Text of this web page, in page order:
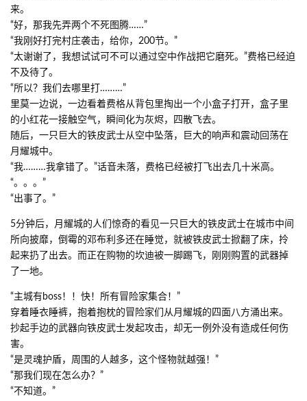
来。
“好，那我先弄两个不死图腾……”
“我刚好打完村庄袭击，给你，200节。”
“太谢谢了，我想试试可不可以通过空中作战把它磨死。”费格已经迫
不及待了。
“所以？我们去哪里打………”
里莫一边说，一边看着费格从背包里掏出一个小盒子打开，盒子里
的小红花一接触空气，瞬间化为灰烬，四散飞去。
随后，一只巨大的铁皮武士从空中坠落，巨大的响声和震动回荡在
月耀城中。
“我………我拿错了。”话音未落，费格已经被打飞出去几十米高。
“。。。”
“出事了。”
5分钟后，月耀城的人们惊奇的看见一只巨大的铁皮武士在城市中间
所向披靡，倒霉的邓布利多还在睡觉，就被铁皮武士掀翻了床，拎
起来扔了出去。而正在购物的坎迪被一脚踢飞，刚刚购置的武器掉
了一地。
“主城有boss！！快！所有冒险家集合！”
穿着睡衣睡裤，抱着抱枕的冒险家们从月耀城的四面八方涌出来。
抄起手边的武器向铁皮武士发起攻击，却无一例外没有造成任何伤
害。
“是灵魂护盾，周围的人越多，这个怪物就越强！”
“那我们现在怎么办？”
“不知道。”